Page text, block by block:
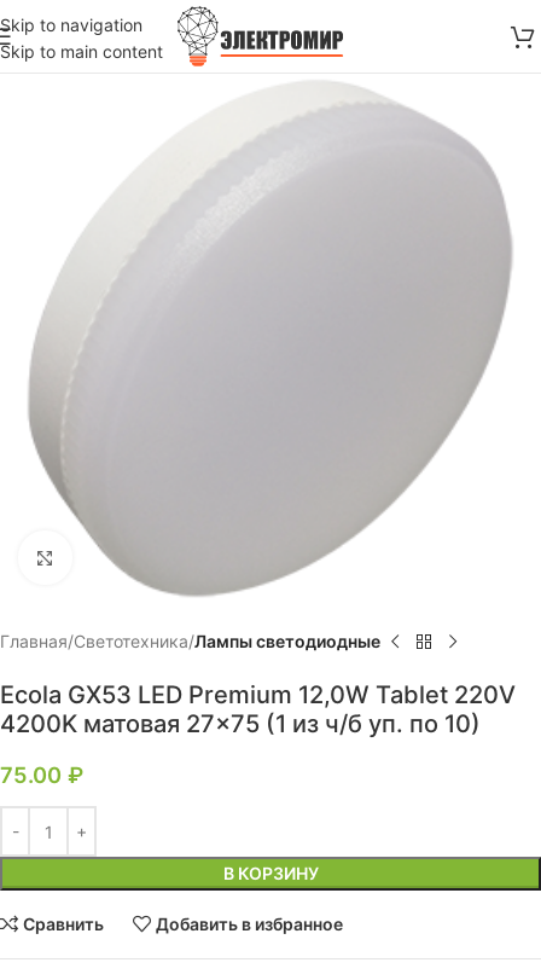
Skip to navigation
Skip to main content
Нажмите, чтобы увеличить
Главная Светотехника Лампы светодиодные
Ecola GX53 LED Premium 12,0W Tablet 220V
4200K матовая 27×75 (1 из ч/б уп. по 10)
75.00 ₽
В КОРЗИНУ
Сравнить Добавить в избранное